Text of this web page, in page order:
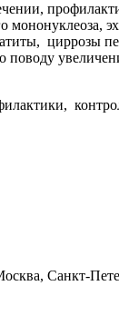
циррозы
Санкт-